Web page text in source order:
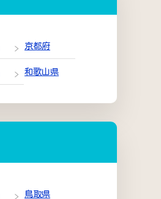
京都府
和歌山県
鳥取県